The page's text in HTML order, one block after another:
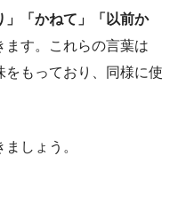
」「かねて」「以前か
ます。これらの言葉は
をもっており、同様に使
しょう。